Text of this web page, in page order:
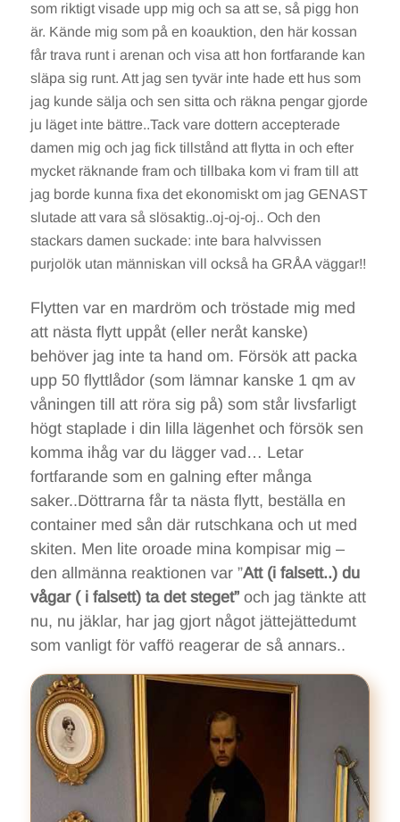
som riktigt visade upp mig och sa att se, så pigg hon
är. Kände mig som på en koauktion, den här kossan
får trava runt i arenan och visa att hon fortfarande kan
släpa sig runt. Att jag sen tyvär inte hade ett hus som
jag kunde sälja och sen sitta och räkna pengar gjorde
ju läget inte bättre..Tack vare dottern accepterade
damen mig och jag fick tillstånd att flytta in och efter
mycket räknande fram och tillbaka kom vi fram till att
jag borde kunna fixa det ekonomiskt om jag GENAST
slutade att vara så slösaktig..oj-oj-oj.. Och den
stackars damen suckade: inte bara halvvissen
purjolök utan människan vill också ha GRÅA väggar!!
Flytten var en mardröm och tröstade mig med
att nästa flytt uppåt (eller neråt kanske)
behöver jag inte ta hand om. Försök att packa
upp 50 flyttlådor (som lämnar kanske 1 qm av
våningen till att röra sig på) som står livsfarligt
högt staplade i din lilla lägenhet och försök sen
komma ihåg var du lägger vad… Letar
fortfarande som en galning efter många
saker..Döttrarna får ta nästa flytt, beställa en
container med sån där rutschkana och ut med
skiten. Men lite oroade mina kompisar mig –
den allmänna reaktionen var ”Att (i falsett..) du
vågar ( i falsett) ta det steget” och jag tänkte att
nu, nu jäklar, har jag gjort något jättejättedumt
som vanligt för vaffö reagerar de så annars..